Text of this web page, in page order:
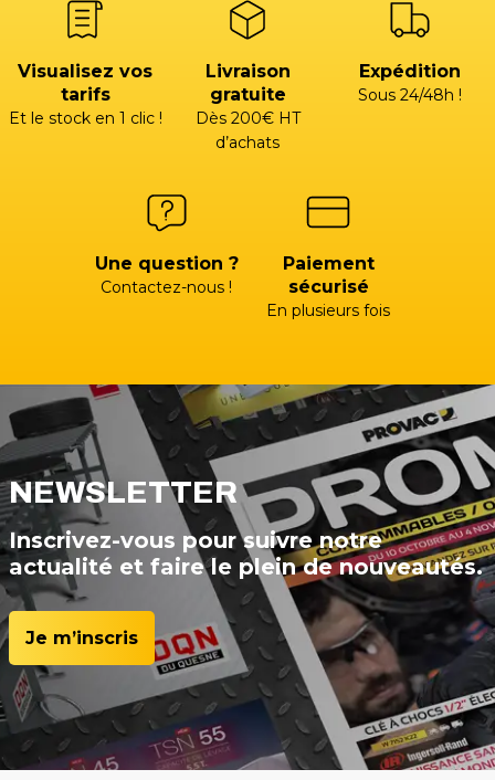
Visualisez vos
tarifs
Et le stock en 1 clic !
Livraison
gratuite
Dès 200€ HT
d’achats
Expédition
Sous 24/48h !
Une question ?
Contactez-nous !
Paiement
sécurisé
En plusieurs fois
NEWSLETTER
Inscrivez-vous pour suivre notre
actualité et faire le plein de nouveautés.
Je m’inscris